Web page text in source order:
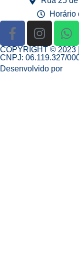
Horário
COPYRIGHT © 2023
CNPJ: 06.119.327/
Desenvolvido por